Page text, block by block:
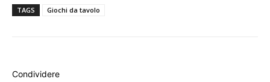
TAGS Giochi da tavolo
Condividere